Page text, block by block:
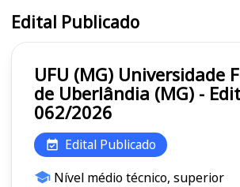
Edital Publicado
UFU (MG) Universidade Federal
de Uberlândia (MG) -
062/2026
Edital Publicado
Nível médio técnico, superior